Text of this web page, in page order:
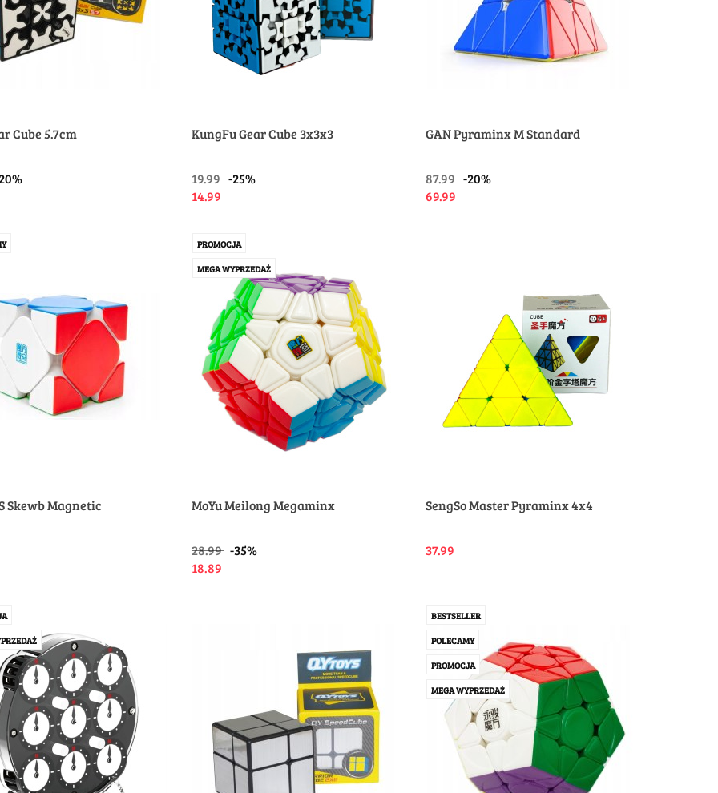
Cube 5.7cm KungFu Gear Cube 3x3x3
19.99 -25%
14.99
GAN Pyraminx M Standard
87.99 -20%
69.99
Skewb Magnetic
PROMOCJA
MEGA WYPRZEDAŻ
MoYu Meilong Megaminx
28.99 -35%
18.89
SengSo Master Pyraminx 4x4
37.99
BESTSELLER
POLECAMY
PROMOCJA
MEGA WYPRZEDAŻ